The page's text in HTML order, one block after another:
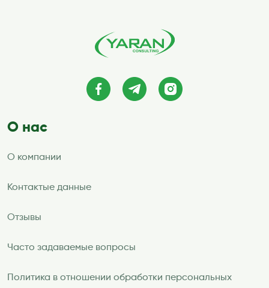
О нас
О компании
Контактые данные
Отзывы
Часто задаваемые вопросы
Политика в отношении обработки персональных